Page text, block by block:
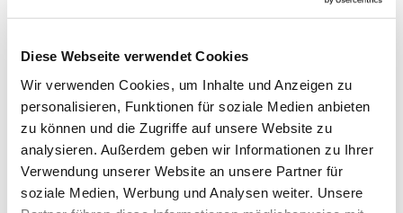
Diese Webseite verwendet Cookies
Wir verwenden Cookies, um Inhalte und Anzeigen zu
personalisieren, Funktionen für soziale Medien anbieten
zu können und die Zugriffe auf unsere Website zu
analysieren. Außerdem geben wir Informationen zu Ihrer
Verwendung unserer Website an unsere Partner für
soziale Medien, Werbung und Analysen weiter. Unsere
Dies könnte Sie auch